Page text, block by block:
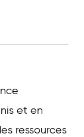
et en
ressources